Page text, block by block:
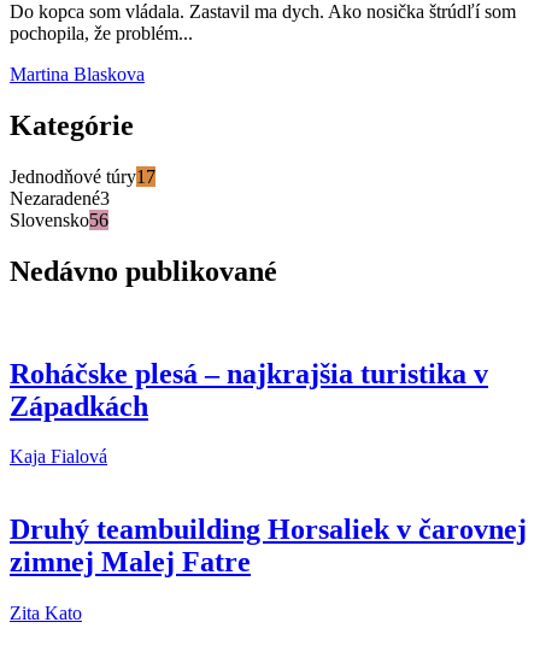
Do kopca som vládala. Zastavil ma dych. Ako nosička štrúdľí som
pochopila, že problém...
Martina Blaskova
Kategórie
Jednodňové túry17
Nezaradené3
Slovensko56
Nedávno publikované
Roháčske plesá – najkrajšia turistika v
Západkách
Kaja Fialová
Druhý teambuilding Horsaliek v čarovnej
zimnej Malej Fatre
Zita Kato